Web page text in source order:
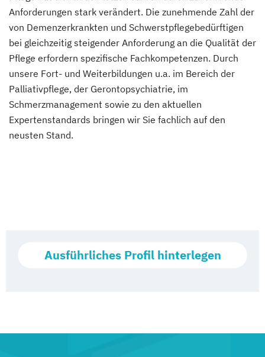
Anforderungen stark verändert. Die zunehmende Zahl der
von Demenzerkrankten und Schwerstpflegebedürftigen
bei gleichzeitig steigender Anforderung an die Qualität der
Pflege erfordern spezifische Fachkompetenzen. Durch
unsere Fort- und Weiterbildungen u.a. im Bereich der
Palliativpflege, der Gerontopsychiatrie, im
Schmerzmanagement sowie zu den aktuellen
Expertenstandards bringen wir Sie fachlich auf den
neusten Stand.
Ausführliches Profil hinterlegen